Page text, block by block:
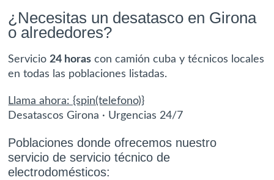
¿Necesitas un desatasco en Girona
o alrededores?
Servicio24 horas con camión cuba y técnicos locales
en todas las poblaciones listadas.
Llama ahora: {spin(telefono)}
Desatascos Girona · Urgencias 24/7
Poblaciones donde ofrecemos nuestro
servicio de servicio técnico de
electrodomésticos: